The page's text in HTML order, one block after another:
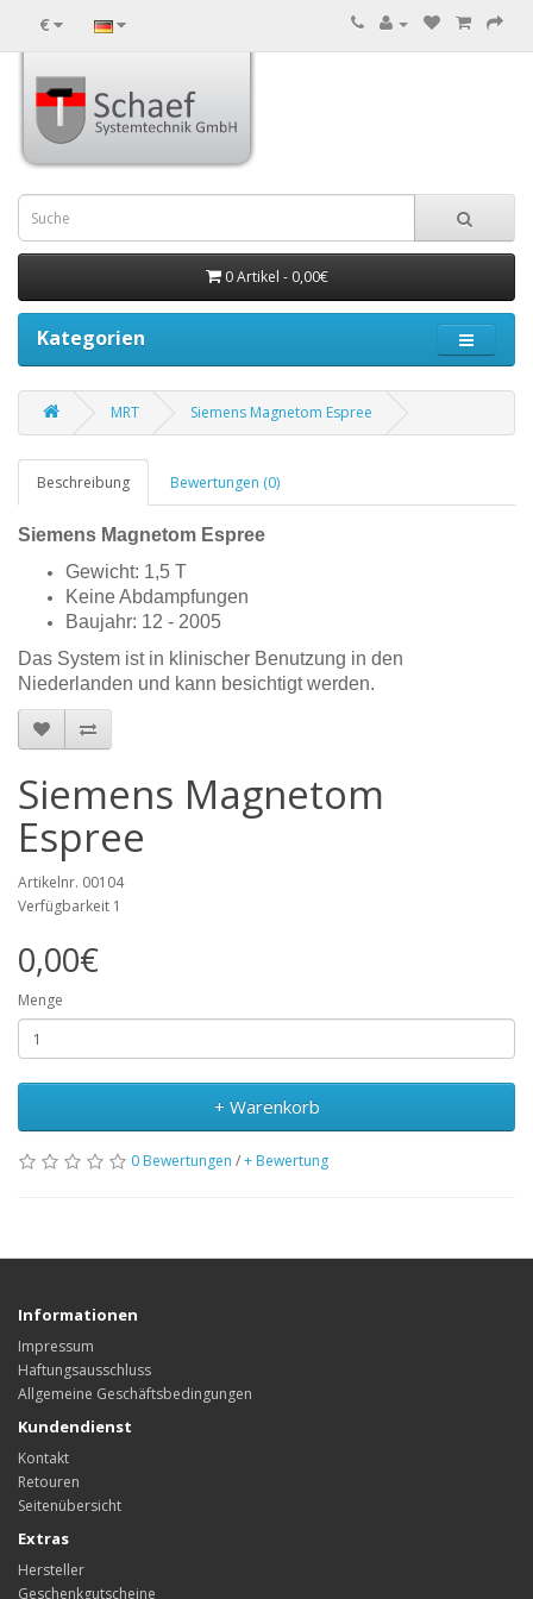
€
0 Artikel - 0,00€
Kategorien
MRT Siemens Magnetom Espree
Beschreibung Bewertungen (0)
Siemens Magnetom Espree
Gewicht: 1,5 T
Keine Abdampfungen
Baujahr: 12 - 2005
Das System ist in klinischer Benutzung in den
Niederlanden und kann besichtigt werden.
Siemens Magnetom
Espree
Artikelnr. 00104
Verfügbarkeit 1
0,00€
Menge
+ Warenkorb
0 Bewertungen /+ Bewertung
Informationen
Impressum
Haftungsausschluss
Allgemeine Geschäftsbedingungen
Kundendienst
Kontakt
Retouren
Seitenübersicht
Extras
Hersteller
Geschenkgutscheine